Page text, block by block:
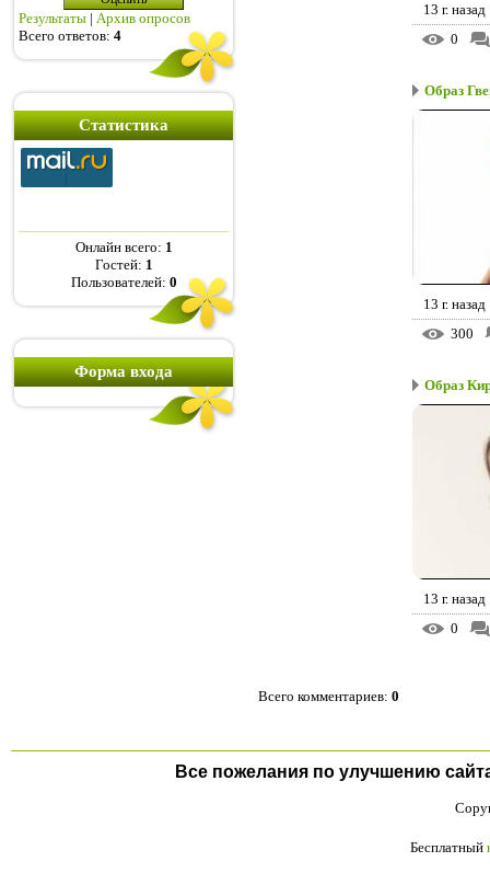
Результаты | Архив опросов
Всего ответов: 4
Статистика
Онлайн всего: 1
Гостей: 1
Пользователей: 0
Форма входа
13 г. назад
0
Образ
13 г. назад
300
Образ
13 г. назад
0
Всего комментариев: 0
Все пожелания по улучшению
Бесплатный